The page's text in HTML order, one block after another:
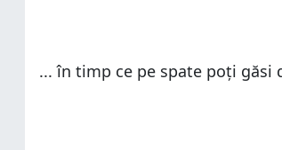
... în timp ce pe spate poți găsi